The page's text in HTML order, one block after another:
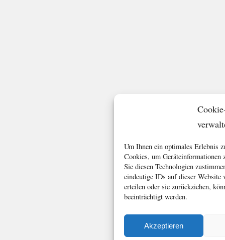
Um Ihnen ein optimales Erlebnis
Cookies, um Geräteinformationen
Sie diesen Technologien
eindeutige IDs auf dieser
erteilen oder sie zurückziehen,
beeinträchtigt werden.
Akzeptieren